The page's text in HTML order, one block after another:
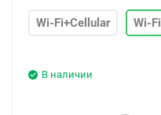
Wi-Fi+Cellular Wi-Fi
В наличии